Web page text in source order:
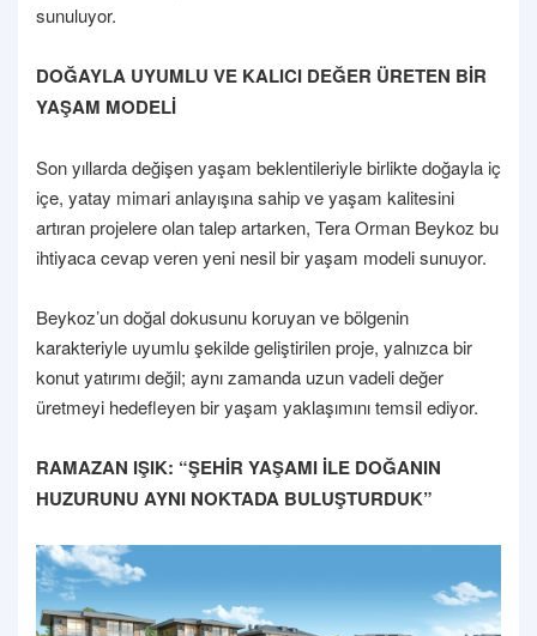
sunuluyor.
DOĞAYLA UYUMLU VE KALICI DEĞER ÜRETEN BİR
YAŞAM MODELİ
Son yıllarda değişen yaşam beklentileriyle birlikte doğayla iç
içe, yatay mimari anlayışına sahip ve yaşam kalitesini
artıran projelere olan talep artarken, Tera Orman Beykoz bu
ihtiyaca cevap veren yeni nesil bir yaşam modeli sunuyor.
Beykoz’un doğal dokusunu koruyan ve bölgenin
karakteriyle uyumlu şekilde geliştirilen proje, yalnızca bir
konut yatırımı değil; aynı zamanda uzun vadeli değer
üretmeyi hedefleyen bir yaşam yaklaşımını temsil ediyor.
RAMAZAN IŞIK: “ŞEHİR YAŞAMI İLE DOĞANIN
HUZURUNU AYNI NOKTADA BULUŞTURDUK”